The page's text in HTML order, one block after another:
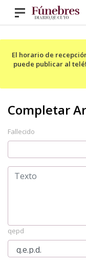
El horario de
puede publicar al
Fallecido
qepd